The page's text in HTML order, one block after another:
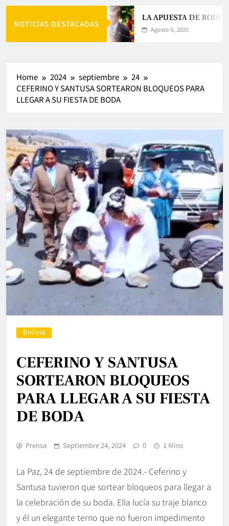
NOTICIAS DESTACADAS
LA APUESTA DE
Agosto 6, 2026
Home 2024 septiembre
24
CEFERINO Y SANTUSA SORTEARON BLOQUEOS PARA
LLEGAR A SU FIESTA DE BODA
Bolivia
CEFERINO Y SANTUSA
SORTEARON BLOQUEOS
PARA LLEGAR A SU FIESTA
DE BODA
Prensa Septiembre 24, 2024 0 1 Mins
La Paz, 24 de septiembre de 2024.- Ceferino y
Santusa tuvieron que sortear bloqueos para llegar a
la celebración de su boda. Ella lucía su traje blanco
y él un elegante terno que no fueron impedimento